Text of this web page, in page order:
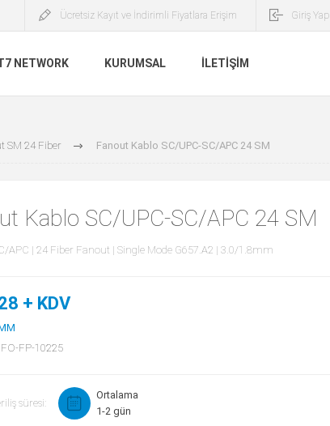
Ücretsiz Kayıt ve İndirimli Fiyatlara Erişim Giriş Yap
NETWORK KURUMSAL İLETIŞIM
SM 24 Fiber Fanout Kablo SC/UPC-SC/APC 24 SM
Kablo SC/UPC-SC/APC 24 SM
APC | 24 Fiber Fanout | Single Mode G657.A2 | 3.0/1.8mm
+ KDV
FO-FP-10225
süresi:
Ortalama
1-2 gün